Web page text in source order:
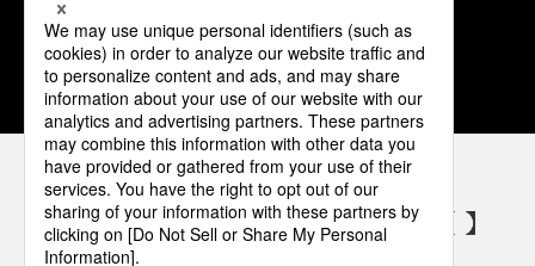
1 2 3 4 5
パナソニックの電気設備 SNSアカウント